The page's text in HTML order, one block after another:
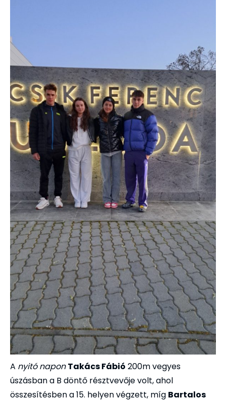
A nyitó napon Takács Fábió 200m vegyes
úszásban a B döntő résztvevője volt, ahol
összesítésben a 15. helyen végzett, míg Bartalos